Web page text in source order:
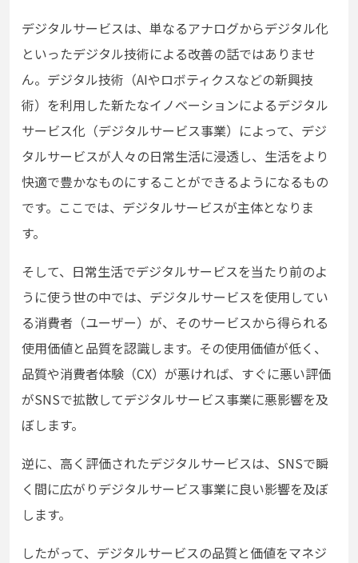
デジタルサービスは、単なるアナログからデジタル化
といったデジタル技術による改善の話ではありませ
ん。デジタル技術（AIやロボティクスなどの新興技
術）を利用した新たなイノベーションによるデジタル
サービス化（デジタルサービス事業）によって、デジ
タルサービスが人々の日常生活に浸透し、生活をより
快適で豊かなものにすることができるようになるもの
です。ここでは、デジタルサービスが主体となりま
す。
そして、日常生活でデジタルサービスを当たり前のよ
うに使う世の中では、デジタルサービスを使用してい
る消費者（ユーザー）が、そのサービスから得られる
使用価値と品質を認識します。その使用価値が低く、
品質や消費者体験（CX）が悪ければ、すぐに悪い評価
がSNSで拡散してデジタルサービス事業に悪影響を及
ぼします。
逆に、高く評価されたデジタルサービスは、SNSで瞬
く間に広がりデジタルサービス事業に良い影響を及ぼ
します。
したがって、デジタルサービスの品質と価値をマネジ